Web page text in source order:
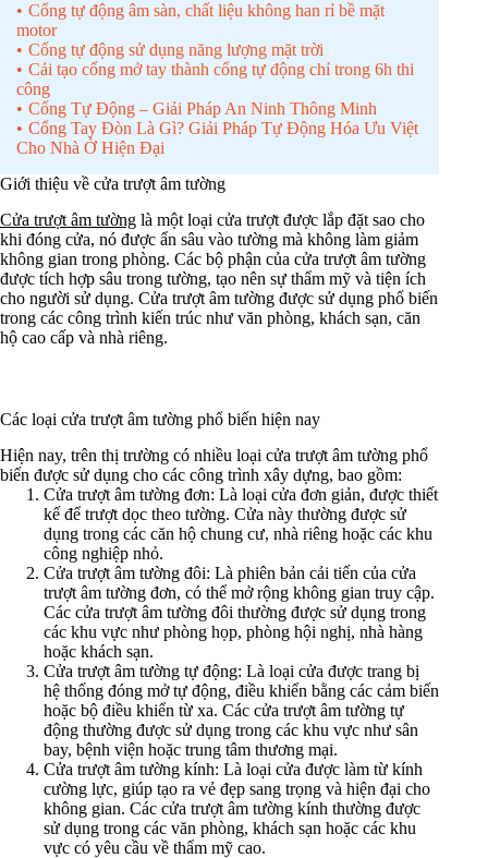
Cổng tự động âm sàn, chất liệu không han rỉ bề mặt
motor
Cổng tự động sử dụng năng lượng mặt trời
Cải tạo cổng mở tay thành cổng tự động chỉ trong 6h thi
công
Cổng Tự Động – Giải Pháp An Ninh Thông Minh
Cổng Tay Đòn Là Gì? Giải Pháp Tự Động Hóa Ưu Việt
Cho Nhà Ở Hiện Đại
Giới thiệu về cửa trượt âm tường
Cửa trượt âm tường là một loại cửa trượt được lắp đặt sao cho
khi đóng cửa, nó được ẩn sâu vào tường mà không làm giảm
không gian trong phòng. Các bộ phận của cửa trượt âm tường
được tích hợp sâu trong tường, tạo nên sự thẩm mỹ và tiện ích
cho người sử dụng. Cửa trượt âm tường được sử dụng phổ biến
trong các công trình kiến trúc như văn phòng, khách sạn, căn
hộ cao cấp và nhà riêng.
Các loại cửa trượt âm tường phổ biến hiện nay
Hiện nay, trên thị trường có nhiều loại cửa trượt âm tường phổ
biến được sử dụng cho các công trình xây dựng, bao gồm:
Cửa trượt âm tường đơn: Là loại cửa đơn giản, được thiết
kế để trượt dọc theo tường. Cửa này thường được sử
dụng trong các căn hộ chung cư, nhà riêng hoặc các khu
công nghiệp nhỏ.
Cửa trượt âm tường đôi: Là phiên bản cải tiến của cửa
trượt âm tường đơn, có thể mở rộng không gian truy cập.
Các cửa trượt âm tường đôi thường được sử dụng trong
các khu vực như phòng họp, phòng hội nghị, nhà hàng
hoặc khách sạn.
Cửa trượt âm tường tự động: Là loại cửa được trang bị
hệ thống đóng mở tự động, điều khiển bằng các cảm biến
hoặc bộ điều khiển từ xa. Các cửa trượt âm tường tự
động thường được sử dụng trong các khu vực như sân
bay, bệnh viện hoặc trung tâm thương mại.
Cửa trượt âm tường kính: Là loại cửa được làm từ kính
cường lực, giúp tạo ra vẻ đẹp sang trọng và hiện đại cho
không gian. Các cửa trượt âm tường kính thường được
sử dụng trong các văn phòng, khách sạn hoặc các khu
vực có yêu cầu về thẩm mỹ cao.